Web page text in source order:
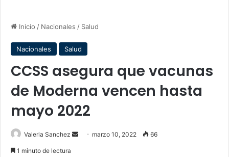
Inicio / Nacionales / Salud
Nacionales Salud
CCSS asegura que vacunas
de Moderna vencen hasta
mayo 2022
Valeria Sanchez
Send marzo 10, 2022 66
1 minuto de lectura